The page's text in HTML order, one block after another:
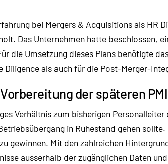
bei Mergers & Acquisitions als HR
Das Unternehmen hatte beschlossen,
die Umsetzung dieses Plans benötigte
Diligence als auch für die Post-Merger-
der späteren PMI
Verhältnis zum bisherigen Personalleiter
in Ruhestand gehen sollte.
gewinnen. Mit den zahlreichen
ausserhalb der zugänglichen Daten